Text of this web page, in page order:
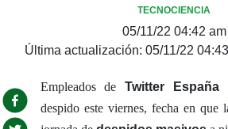
TECNOCIENCIA
05/11/22 04:42 am
Última actualización: 05/11/22
Empleados deTwitter España
despido este viernes, fecha en que